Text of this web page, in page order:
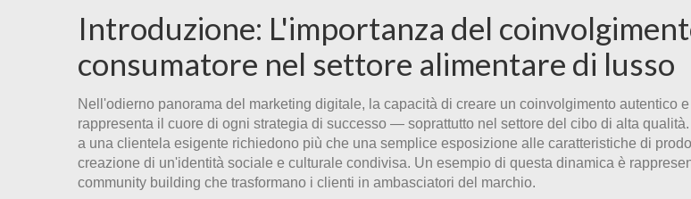
Introduzione: L'importanza del
consumatore nel settore alimentare di lusso
Nell'odierno panorama del marketing digitale, la capacità di creare un coinvolgimento autentico
rappresenta il cuore di ogni strategia di successo — soprattutto nel settore del cibo di alta
a una clientela esigente richiedono più che una semplice esposizione alle caratteristiche di
creazione di un'identità sociale e culturale condivisa. Un esempio di questa dinamica è
community building che trasformano i clienti in ambasciatori del marchio.